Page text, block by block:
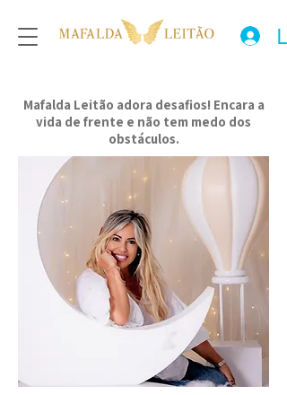
Mafalda Leitão adora desafios! Encara a
vida de frente e não tem medo dos
obstáculos.